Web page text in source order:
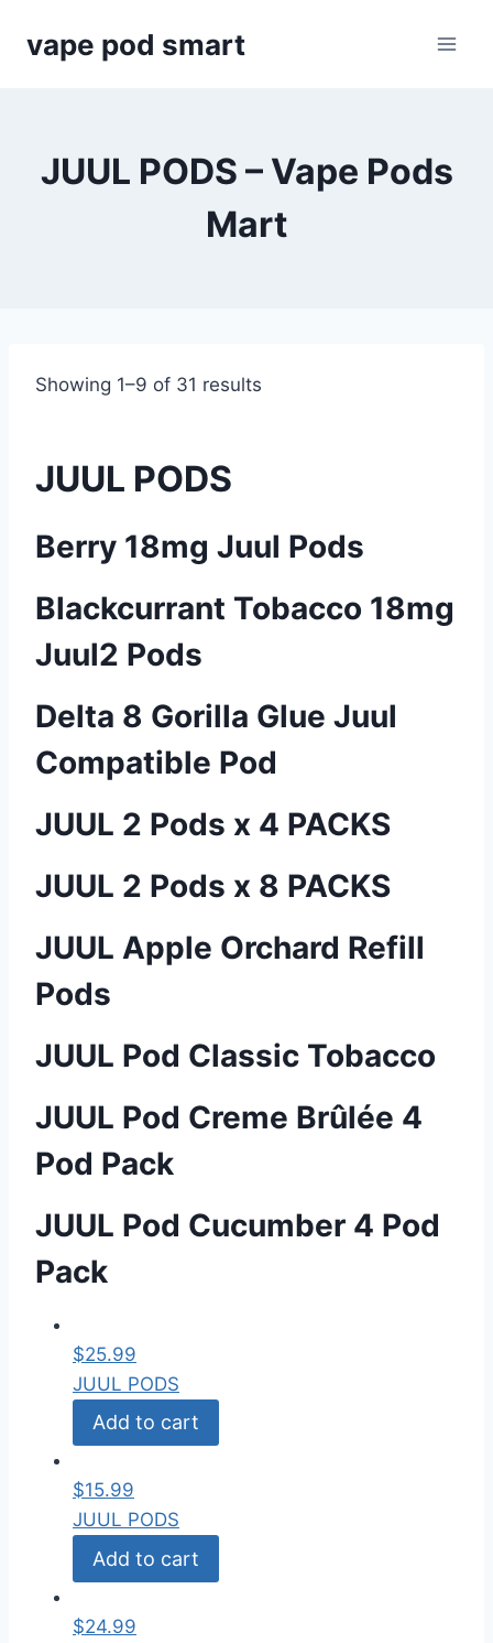
vape pod smart
JUUL PODS – Vape Pods
Mart
Showing 1–9 of 31 results
JUUL PODS
Berry 18mg Juul Pods
Blackcurrant Tobacco 18mg
Juul2 Pods
Delta 8 Gorilla Glue Juul
Compatible Pod
JUUL 2 Pods x 4 PACKS
JUUL 2 Pods x 8 PACKS
JUUL Apple Orchard Refill
Pods
JUUL Pod Classic Tobacco
JUUL Pod Creme Brûlée 4
Pod Pack
JUUL Pod Cucumber 4 Pod
Pack
$25.99
JUUL PODS
Add to cart
$15.99
JUUL PODS
Add to cart
$24.99